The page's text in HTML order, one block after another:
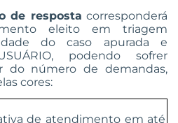
de resposta corresponderá
eleito em triagem
do caso apurada e
podendo sofrer
do número de demandas,
cores:
de atendimento em até